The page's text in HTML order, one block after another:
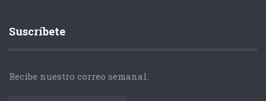
Suscríbete
Recibe nuestro correo semanal.